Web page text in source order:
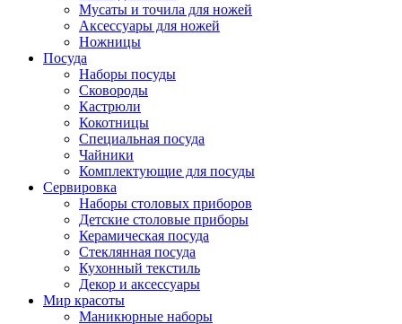
Мусаты и точила для ножей
Аксессуары для ножей
Ножницы
Посуда
Наборы посуды
Сковороды
Кастрюли
Кокотницы
Специальная посуда
Чайники
Комплектующие для посуды
Сервировка
Наборы столовых приборов
Детские столовые приборы
Керамическая посуда
Стеклянная посуда
Кухонный текстиль
Декор и аксессуары
Мир красоты
Маникюрные наборы